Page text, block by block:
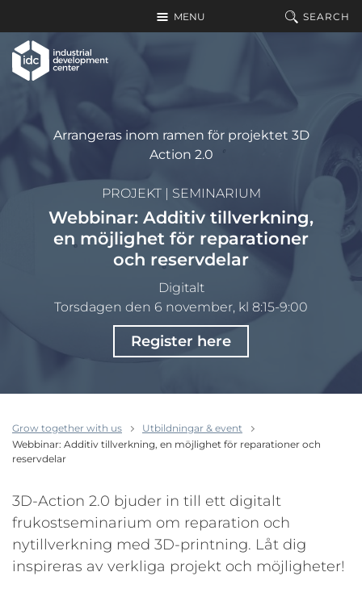
MENU SEARCH
Arrangeras inom ramen för projektet 3D
Action 2.0
PROJEKT| SEMINARIUM
Webbinar: Additiv tillverkning,
en möjlighet för reparationer
och reservdelar
Digitalt
Torsdagen den 6 november, kl 8:15-9:00
Register here
Grow together with us
Utbildningar & event
Webbinar: Additiv tillverkning, en möjlighet för reparationer och
reservdelar
3D-Action 2.0 bjuder in till ett digitalt
frukostseminarium om reparation och
nytillverkning med 3D-printning. Låt dig
inspireras av verkliga projekt och möjligheter!